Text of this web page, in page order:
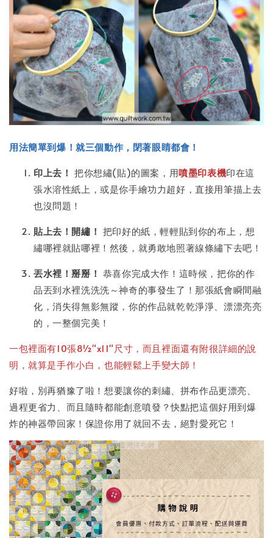
用法簡單到爆！就三個動作，閉著眼睛都會！
印上去！ 把你想繡(貼)的圖案，用噴墨印表機印在這
張水溶性紙上，或是你手繪功力超好，直接用筆描上去
也沒問題！
貼上去！開繡！ 把印好的紙，輕輕貼到你的布上，想
繡哪裡就貼哪裡！然後，就勇敢地照著線條繡下去吧！
丟水裡！掰掰！ 恭喜你完成大作！這時候，把你的作
品丟到水裡洗洗洗～神奇的事發生了！那張紙會瞬間融
化，消失得無影無蹤，你的作品就乾乾淨淨、漂漂亮亮
的，一整個完美！
一包裡面有10張8½"x11"尺寸，而且裡面還有附很詳細的說
明，就算是手作小白，也能輕鬆上手變大師！
好啦，別再猶豫了啦！想要讓你的刺繡、拼布作品更漂亮、
過程更省力、而且隨時都能創意噴發？快點把這個好用到爆
炸的神器帶回家！保證你用了就回不去，絕對愛死它！